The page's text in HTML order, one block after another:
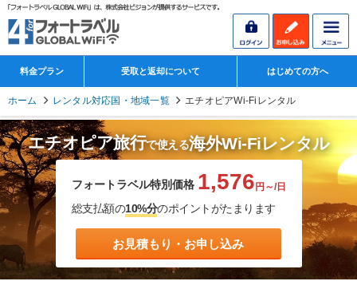
料金プラン 受取と返却について はじめての方へ
ホーム レンタル対応国・地域一覧 エチオピアWi-Fiレンタル
エチオピア旅行で使える海外Wi-Fiレンタル
フォートラベル特別価格 1,576円～/日
総支払額の10%分のポイントがたまります
お見積もり・お申し込み